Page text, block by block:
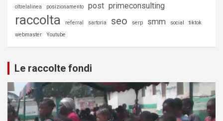
oltrelalinea posizionamento post primeconsulting
raccolta referral sartoria seo serp smm social
tiktok
webmaster
Youtube
Le raccolte fondi